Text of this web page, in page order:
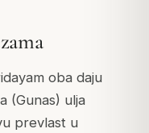
oba daju
(Gunas) ulja
prevlast u